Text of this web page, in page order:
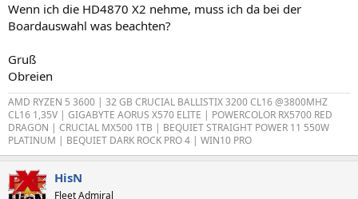
Wenn ich die HD4870 X2 nehme, muss ich da bei der
Boardauswahl was beachten?
Gruß
Obreien
AMD RYZEN 5 3600 | 32 GB CRUCIAL BALLISTIX 3200 CL16 @3800MHZ
CL16 1,35V | GIGABYTE AORUS X570 ELITE | POWERCOLOR RX5700 RED
DRAGON | CRUCIAL MX500 1TB | BEQUIET STRAIGHT POWER 11 550W
PLATINUM | BEQUIET DARK ROCK PRO 4 | WIN10 PRO
HisN
Fleet Admiral